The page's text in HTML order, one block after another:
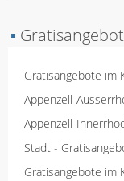
▪
Gratisangebote im
Appenzell-
Appenzell-
Stadt -
Gratisangebote im